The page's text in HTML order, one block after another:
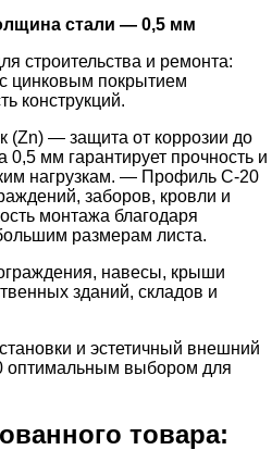
стали — 0,5 мм
строительства и ремонта:
цинковым покрытием
конструкций.
(Zn) — защита от коррозии до
мм гарантирует прочность и
нагрузкам. — Профиль С-20
заборов, кровли и
монтажа благодаря
размерам листа.
навесы, крыши
зданий, складов и
и эстетичный внешний
оптимальным выбором для
товара: